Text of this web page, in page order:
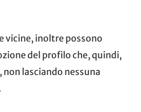
vicine, inoltre possono
del profiloche, quindi,
lasciando nessuna